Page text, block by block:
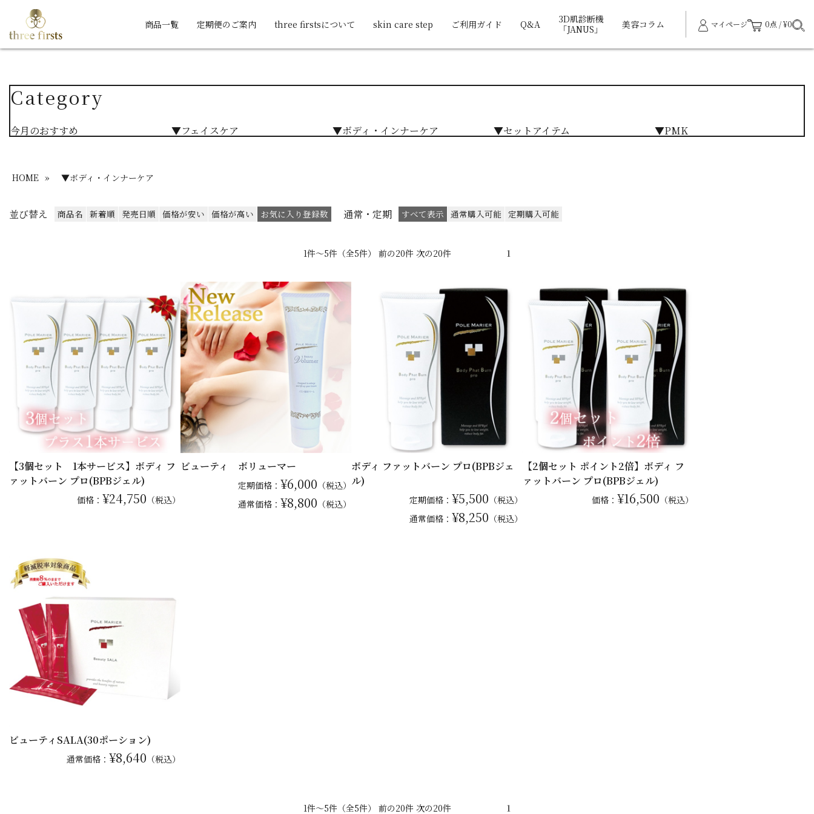
商品一覧 定期便のご案内 three firstsについて skin care step ご利用ガイド Q&A
3D肌診断機
「JANUS」
美容コラム マイページ 0点 / ¥0
Category
今月のおすすめ ▼フェイスケア ▼ボディ・インナーケア ▼セットアイテム ▼PMK
HOME » ▼ボディ・インナーケア
並び替え 商品名 新着順 発売日順 価格が安い 価格が高い お気に入り登録数 通常・定期 すべて表示 通常購入可能 定期購入可能
1件～5件（全5件） 前の20件 次の20件 1
【3個セット 1本サービス】ボディ フ
ァットバーン プロ(BPBジェル)
価格： ¥24,750 （税込）
ビューティ ボリューマー
定期価格： ¥6,000 （税込）
通常価格： ¥8,800 （税込）
ボディ ファットバーン プロ(BPBジェ
ル)
定期価格： ¥5,500 （税込）
通常価格： ¥8,250 （税込）
【2個セット ポイント2倍】ボディ フ
ァットバーン プロ(BPBジェル)
価格： ¥16,500 （税込）
ビューティSALA(30ポーション)
通常価格： ¥8,640 （税込）
1件～5件（全5件） 前の20件 次の20件 1